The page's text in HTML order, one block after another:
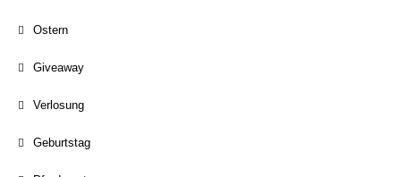
Ostern
Giveaway
Verlosung
Geburtstag